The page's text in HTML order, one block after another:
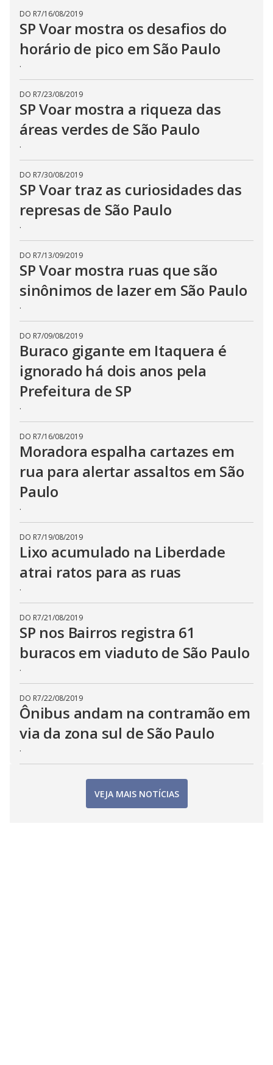
DO R7/16/08/2019
SP Voar mostra os desafios do
horário de pico em São Paulo
.
DO R7/23/08/2019
SP Voar mostra a riqueza das
áreas verdes de São Paulo
.
DO R7/30/08/2019
SP Voar traz as curiosidades das
represas de São Paulo
.
DO R7/13/09/2019
SP Voar mostra ruas que são
sinônimos de lazer em São Paulo
.
DO R7/09/08/2019
Buraco gigante em Itaquera é
ignorado há dois anos pela
Prefeitura de SP
.
DO R7/16/08/2019
Moradora espalha cartazes em
rua para alertar assaltos em São
Paulo
.
DO R7/19/08/2019
Lixo acumulado na Liberdade
atrai ratos para as ruas
.
DO R7/21/08/2019
SP nos Bairros registra 61
buracos em viaduto de São Paulo
.
DO R7/22/08/2019
Ônibus andam na contramão em
via da zona sul de São Paulo
.
VEJA MAIS NOTÍCIAS